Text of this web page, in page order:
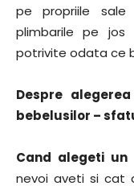
pe propriile
plimbarile pe
potrivite odata ce
Despre
bebelusilor –
Cand alegeti un
nevoi aveti si cat